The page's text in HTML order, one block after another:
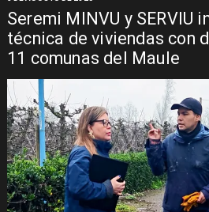
Seremi MINVU y SERVIU
técnica de viviendas con
11 comunas del Maule